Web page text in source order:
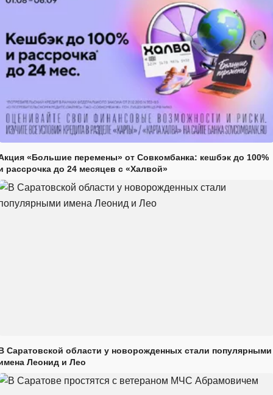
«Большие перемены» от Совкомбанка: кешбэк до 100%
рассрочка до 24 месяцев с «Халвой»
Саратовской области у новорожденных стали популярными
Леонид и Лео